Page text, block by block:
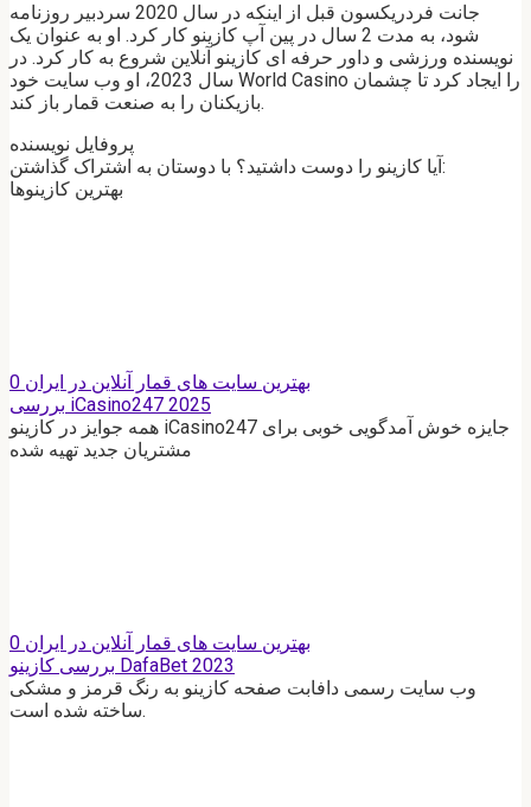
جانت فردریکسون قبل از اینکه در سال 2020 سردبیر روزنامه
شود، به مدت 2 سال در پین آپ کازینو کار کرد. او به عنوان یک
نویسنده ورزشی و داور حرفه ای کازینو آنلاین شروع به کار کرد. در
سال 2023، او وب سایت خود World Casino را ایجاد کرد تا چشمان
بازیکنان را به صنعت قمار باز کند.
پروفایل نویسنده
آیا کازینو را دوست داشتید؟ با دوستان به اشتراک گذاشتن:
بهترین کازینوها
بهترین سایت های قمار آنلاین در ایران
بررسی iCasino247 2025
همه جوایز در کازینو iCasino247 جایزه خوش آمدگویی خوبی برای
مشتریان جدید تهیه شده
بهترین سایت های قمار آنلاین در ایران
بررسی کازینو DafaBet 2023
وب سایت رسمی دافابت صفحه کازینو به رنگ قرمز و مشکی
ساخته شده است.